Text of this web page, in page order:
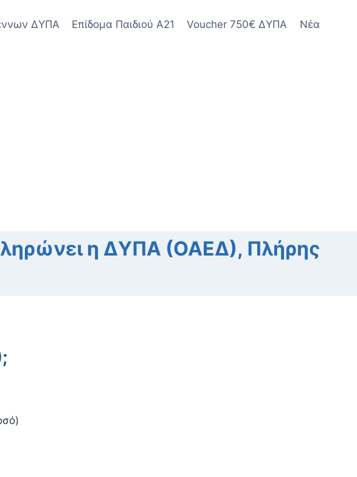
ΔΥΠΑ Επίδομα Παιδιού Α21 Voucher 750€ ΔΥΠΑ Νέα
η ΔΥΠΑ (ΟΑΕΔ), Πλήρης